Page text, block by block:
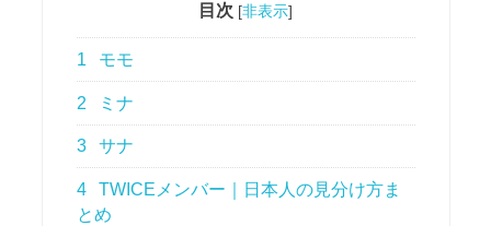
目次 [非表示]
1 モモ
2 ミナ
3 サナ
4
TWICEメンバー｜日本人の見分け方ま
とめ